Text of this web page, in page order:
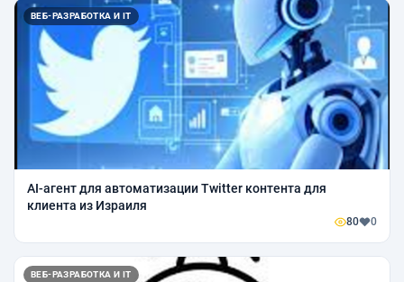
ВЕБ-РАЗРАБОТКА И IT
AI-агент для автоматизации Twitter контента для
клиента из Израиля
80 0
ВЕБ-РАЗРАБОТКА И IT